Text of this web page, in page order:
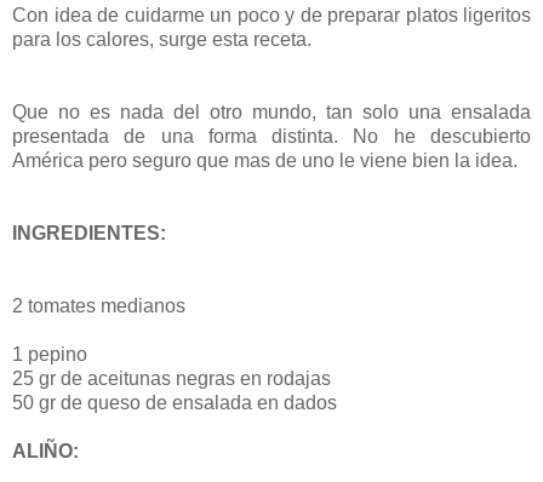
Con idea de cuidarme un poco y de preparar platos ligeritos
para los calores, surge esta receta.
Que no es nada del otro mundo, tan solo una ensalada
presentada de una forma distinta. No he descubierto
América pero seguro que mas de uno le viene bien la idea.
INGREDIENTES:
2 tomates medianos
1 pepino
25 gr de aceitunas negras en rodajas
50 gr de queso de ensalada en dados
ALIÑO: